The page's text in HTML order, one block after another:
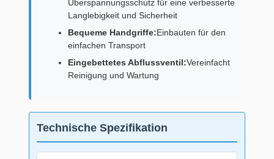
Überspannungsschutz für eine verbesserte
Langlebigkeit und Sicherheit
Bequeme Handgriffe:Einbauten für den
einfachen Transport
Eingebettetes Abflussventil:Vereinfacht
Reinigung und Wartung
Technische Spezifikation